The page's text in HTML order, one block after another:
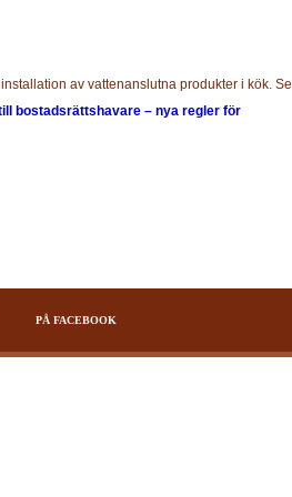
av vattenanslutna produkter i kök. Se
bostadsrättshavare – nya regler för
PÅ FACEBOOK